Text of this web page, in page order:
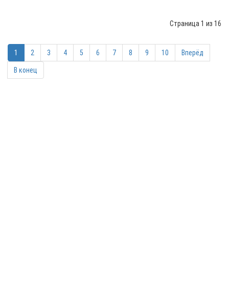
Страница 1 из 16
1 2 3 4 5 6 7 8 9 10 Вперёд
В конец